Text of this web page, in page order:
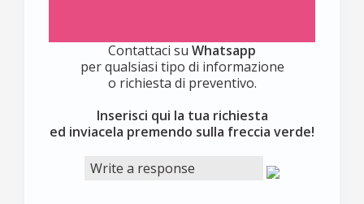
Contattaci su Whatsapp
per qualsiasi tipo di informazione
o richiesta di preventivo.
Inserisci qui la tua richiesta
ed inviacela premendo sulla freccia verde!